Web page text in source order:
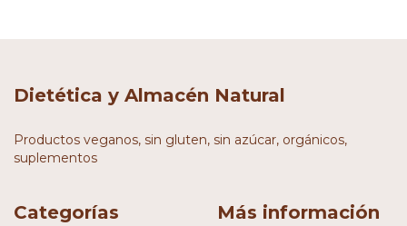
Dietética y Almacén Natural
Productos veganos, sin gluten, sin azúcar, orgánicos,
suplementos
Categorías Más información